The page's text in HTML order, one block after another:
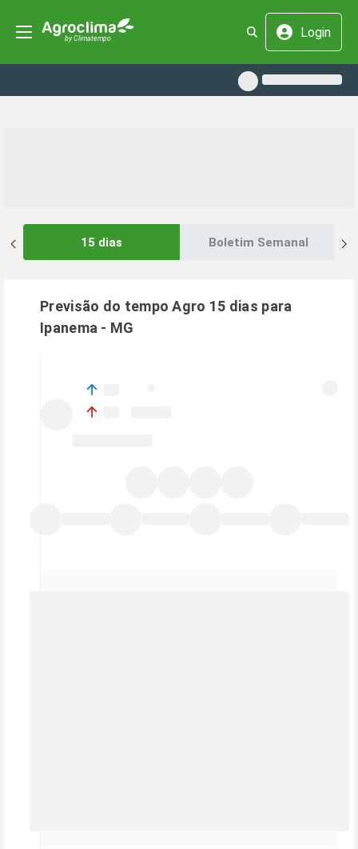
Login
15 dias Boletim Semanal
Previsão do tempo Agro 15 dias para
Ipanema - MG